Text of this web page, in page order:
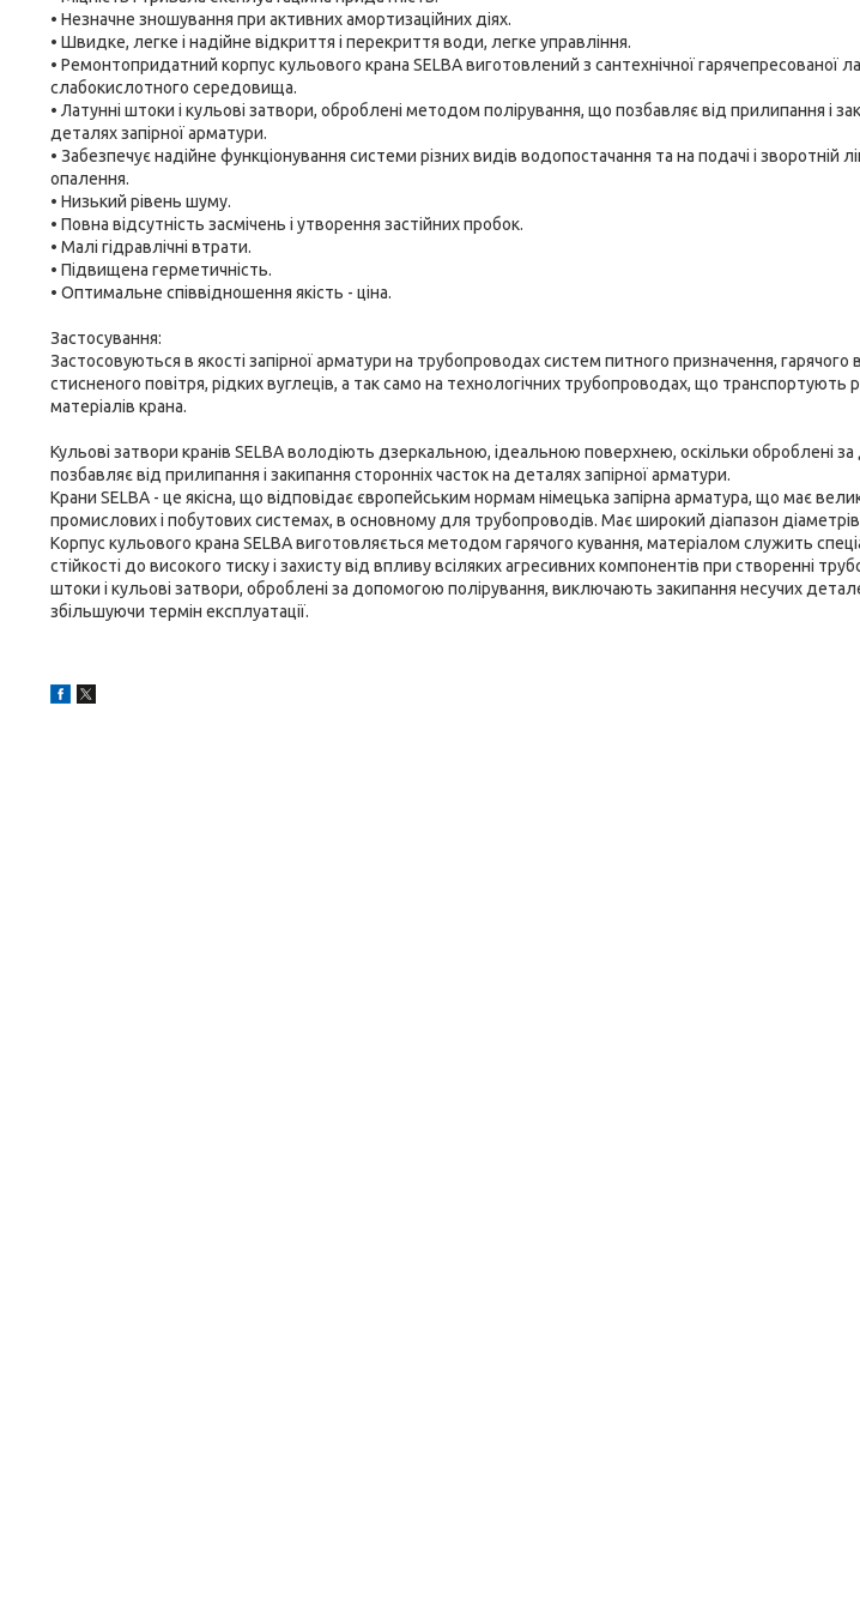
• Незначне зношування при активних амортизаційних діях.
• Швидке, легке і надійне відкриття і перекриття води, легке управління.
• Ремонтопридатний корпус кульового крана SELBA виготовлений з сантехнічної гарячепресованої
слабокислотного середовища.
• Латунні штоки і кульові затвори, оброблені методом полірування, що позбавляє від прилипання і
деталях запірної арматури.
• Забезпечує надійне функціонування системи різних видів водопостачання та на подачі і зворотній
опалення.
• Низький рівень шуму.
• Повна відсутність засмічень і утворення застійних пробок.
• Малі гідравлічні втрати.
• Підвищена герметичність.
• Оптимальне співвідношення якість - ціна.
Застосування:
Застосовуються в якості запірної арматури на трубопроводах систем питного призначення,
стисненого повітря, рідких вуглеців, а так само на технологічних трубопроводах, що транспортують
матеріалів крана.
Кульові затвори кранів SELBA володіють дзеркальною, ідеальною поверхнею, оскільки оброблені
позбавляє від прилипання і закипання сторонніх часток на деталях запірної арматури.
Крани SELBA - це якісна, що відповідає європейським нормам німецька запірна арматура, що має
промислових і побутових системах, в основному для трубопроводів. Має широкий діапазон діаметрів
Корпус кульового крана SELBA виготовляється методом гарячого кування, матеріалом служить
стійкості до високого тиску і захисту від впливу всіляких агресивних компонентів при створенні
штоки і кульові затвори, оброблені за допомогою полірування, виключають закипання несучих
збільшуючи термін експлуатації.